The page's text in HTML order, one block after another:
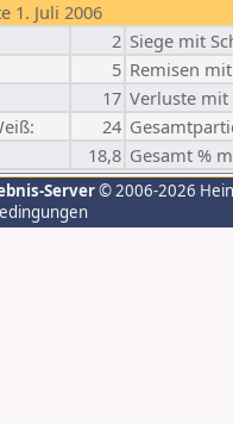
1. Juli 2006
2 Siege mit
5 Remisen
17 Verluste mit
24
18,8 Gesamt %
Server© 2006-2026